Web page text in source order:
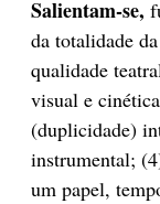
Salientam-se,
da totalidade da
qualidade
visual e
(duplicidade)
instrumental;
um papel,